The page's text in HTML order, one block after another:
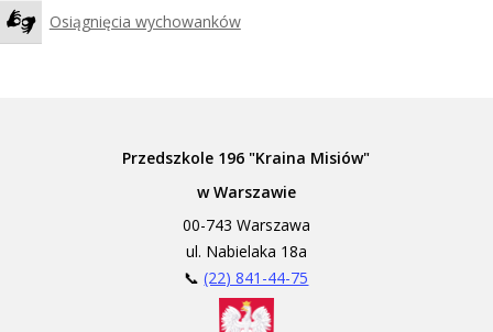
Zadzwoń do tłumacza języka migowego
Osiągnięcia wychowanków
Przedszkole 196 "Kraina Misiów"
w Warszawie
00-743 Warszawa
ul. Nabielaka 18a
📞(22) 841-44-75